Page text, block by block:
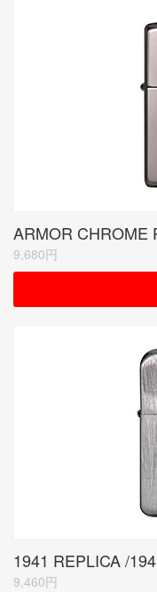
9,680円
1941 REPLICA /
9,460円